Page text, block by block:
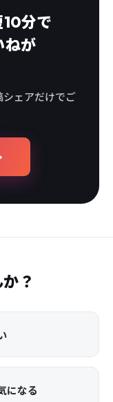
分で
ねが
シェアだけでご
？
になる